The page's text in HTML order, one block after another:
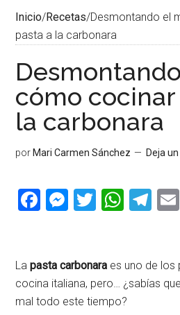
Inicio/Recetas/Desmontando el
pasta a la carbonara
cómo
la carbonara
por Mari Carmen Sánchez Deja
Facebook
Messenger
Twitter
Lapasta carbonara es uno de los
cocina italiana, pero… ¿sabías
mal todo este tiempo?